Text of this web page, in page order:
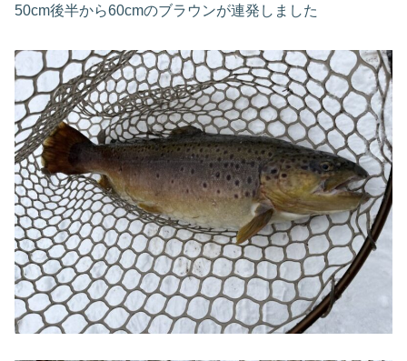
50cm後半から60cmのブラウンが連発しました